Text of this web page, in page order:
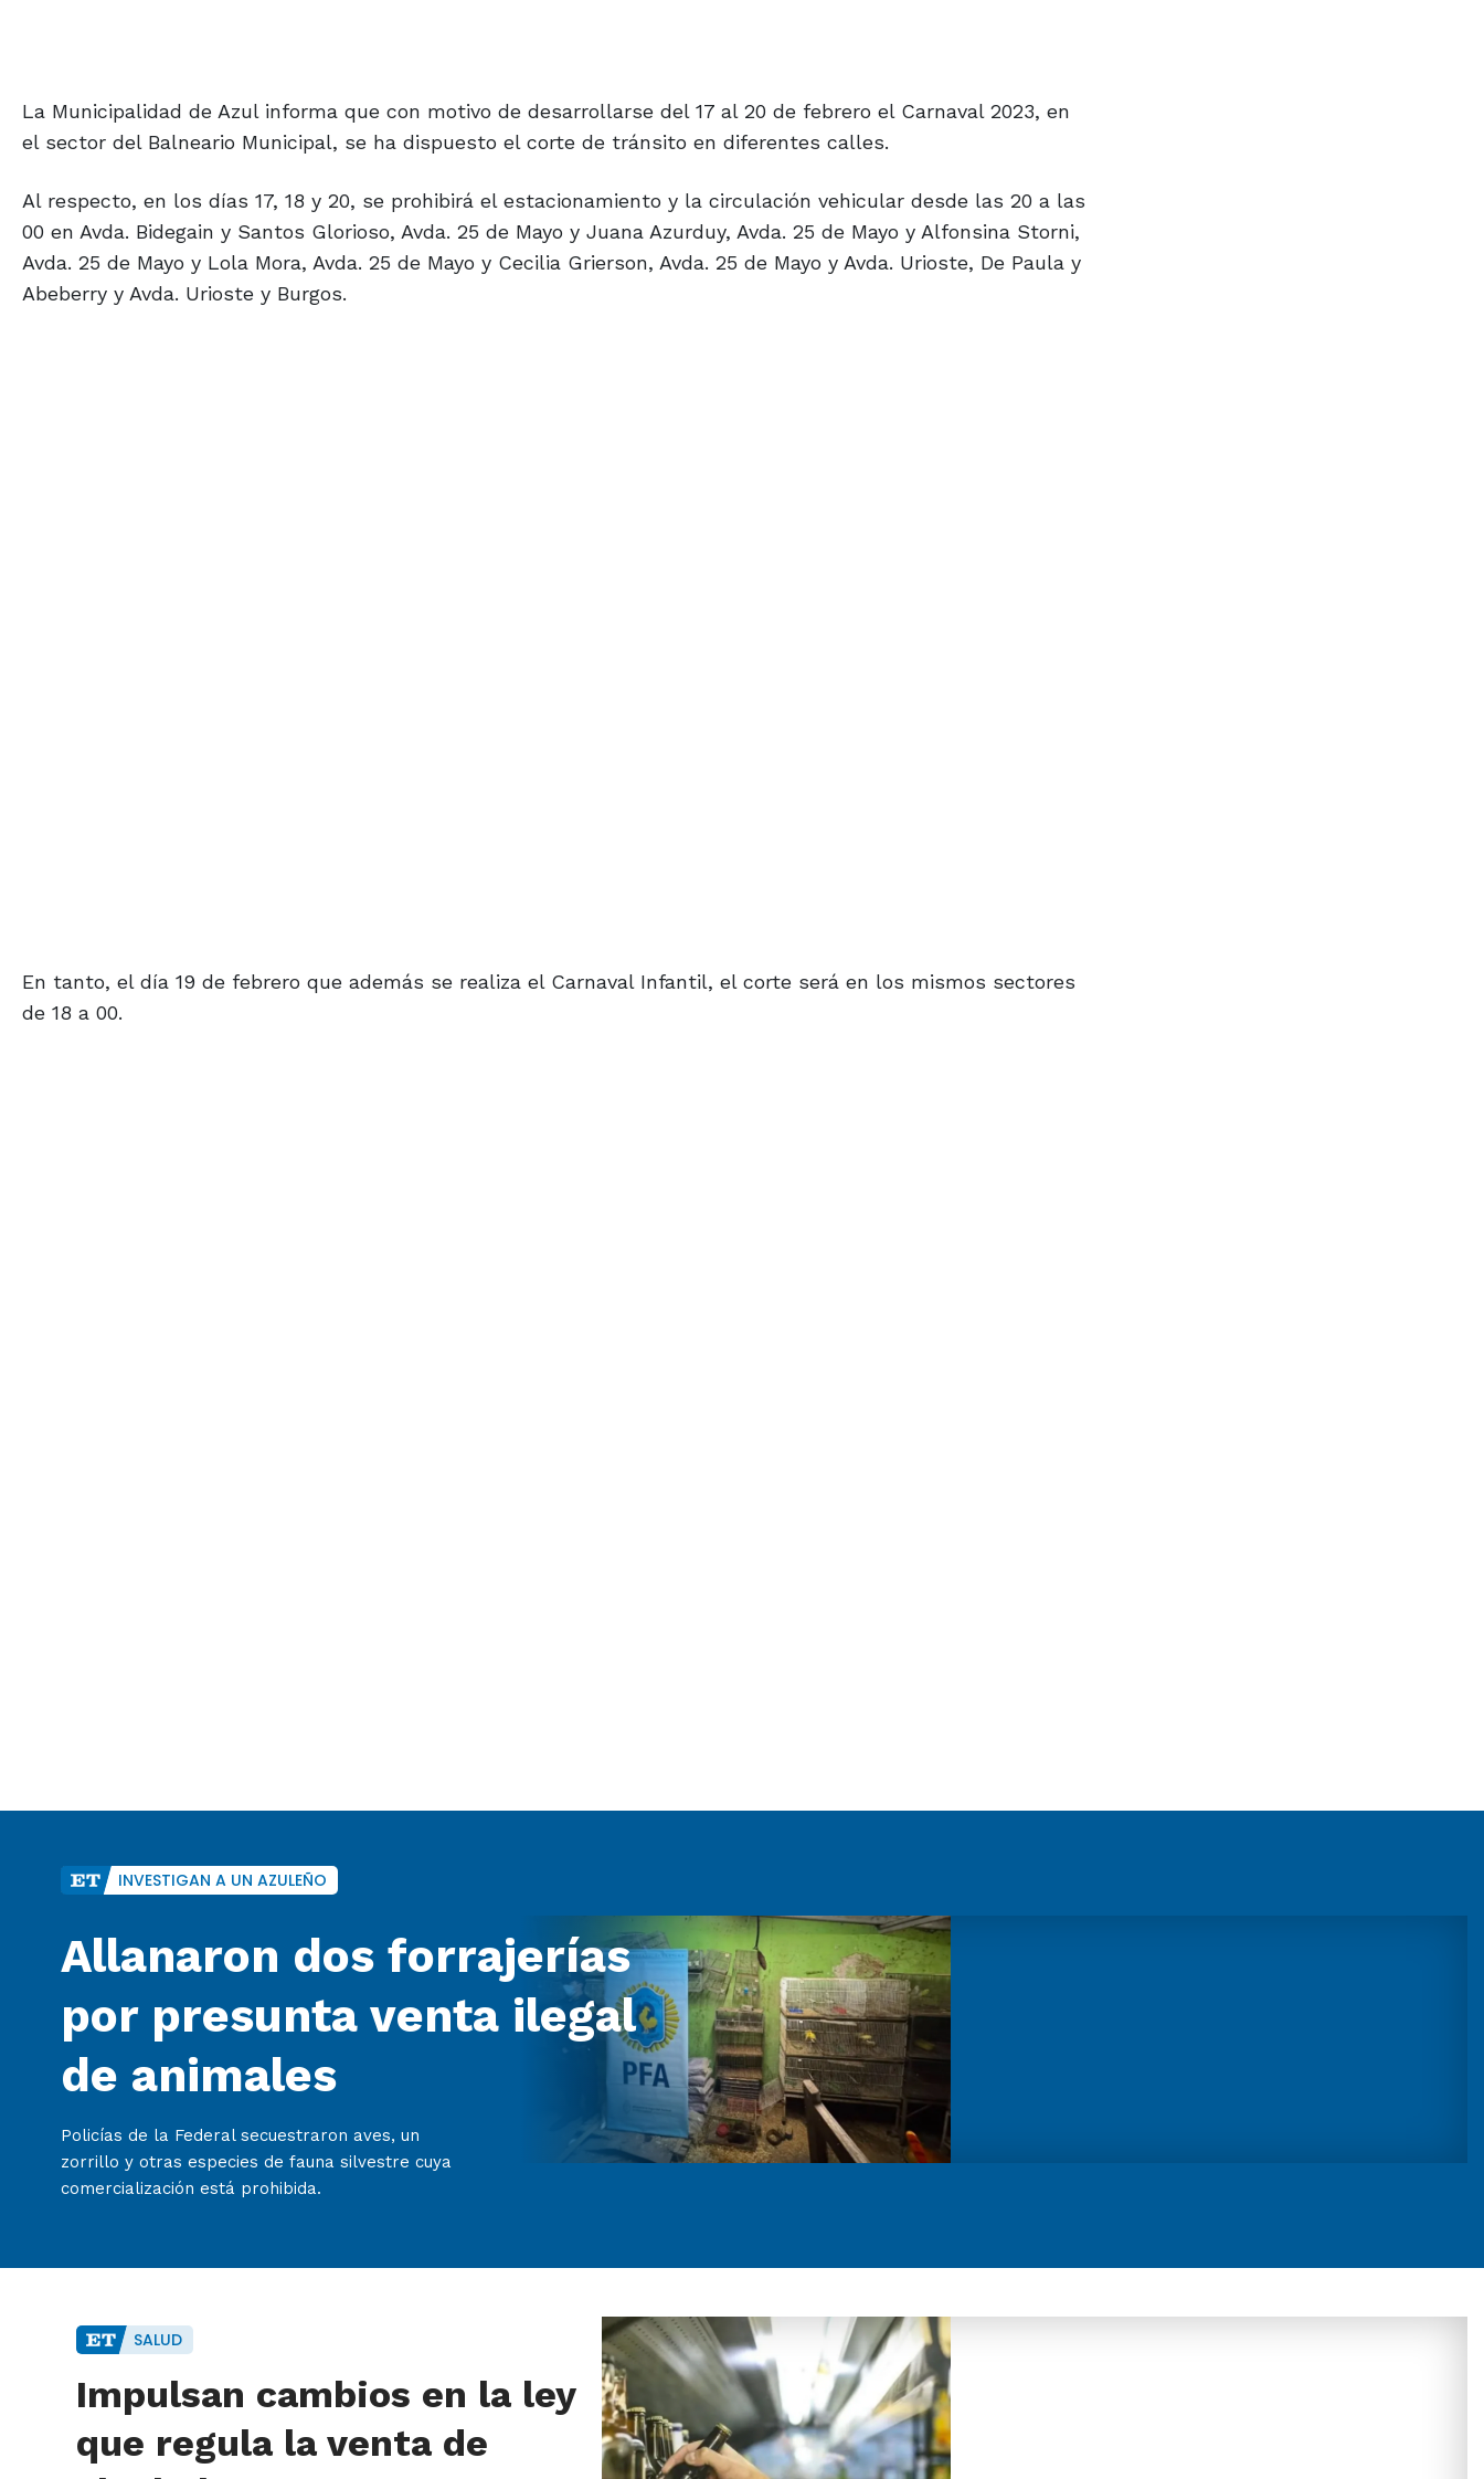
La Municipalidad de Azul informa que con motivo de desarrollarse del 17 al 20 de febrero el Carnaval 2023, en
el sector del Balneario Municipal, se ha dispuesto el corte de tránsito en diferentes calles.
Al respecto, en los días 17, 18 y 20, se prohibirá el estacionamiento y la circulación vehicular desde las 20 a las
00 en Avda. Bidegain y Santos Glorioso, Avda. 25 de Mayo y Juana Azurduy, Avda. 25 de Mayo y Alfonsina Storni,
Avda. 25 de Mayo y Lola Mora, Avda. 25 de Mayo y Cecilia Grierson, Avda. 25 de Mayo y Avda. Urioste, De Paula y
Abeberry y Avda. Urioste y Burgos.
En tanto, el día 19 de febrero que además se realiza el Carnaval Infantil, el corte será en los mismos sectores
de 18 a 00.
INVESTIGAN A UN AZULEÑO
Allanaron dos forrajerías
por presunta venta ilegal
de animales
Policías de la Federal secuestraron aves, un
zorrillo y otras especies de fauna silvestre cuya
comercialización está prohibida.
SALUD
Impulsan cambios en la ley
que regula la venta de